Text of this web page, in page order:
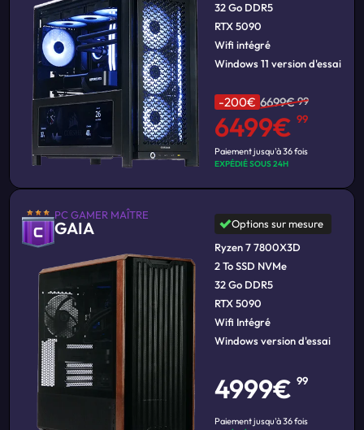
32 Go DDR5
RTX 5090
Wifi intégré
Windows 11 version d'essai
-200€ 6699€99
6499€99
Paiement jusqu'à 36 fois
EXPÉDIÉ SOUS 24H
PC GAMER MAÎTRE
GAIA
Options sur mesure
Ryzen 7 7800X3D
2 To SSD NVMe
32 Go DDR5
RTX 5090
Wifi Intégré
Windows version d'essai
4999€99
Paiement jusqu'à 36 fois